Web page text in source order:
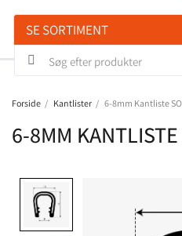
SE SORTIMENT
Forside Kantlister 6-8mm Kantliste
6-8MM